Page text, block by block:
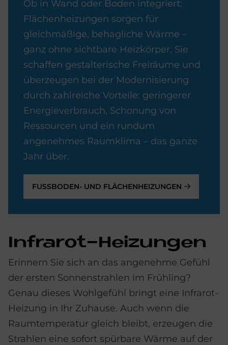
Ob in Wand oder Boden integriert:
Flächenheizungen sorgen für
gleichmäßige, behagliche Wärme –
ganz ohne sichtbare Heizkörper. Sie
schaffen gestalterische Freiräume und
überzeugen bei der Modernisierung
durch zahlreiche Vorteile: geringerer
Energieverbrauch, Schonung von
Ressourcen und ein rundum
angenehmes Raumklima – das ganze
Jahr über.
FUSSBODEN- UND FLÄCHENHEIZUNGEN
In­fra­rot-Hei­zungen
Erinnern Sie sich an das angenehme Gefühl
der ersten Sonnenstrahlen im Frühling?
Genau dieses Wohlgefühl bringt eine Infrarot-
Heizung in Ihr Zuhause. Auch wenn die
Raumtemperatur gleich bleibt, erzeugen die
Strahlen eine sofort spürbare Wärme auf der